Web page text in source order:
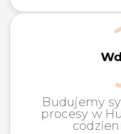
Budujemy
procesy w